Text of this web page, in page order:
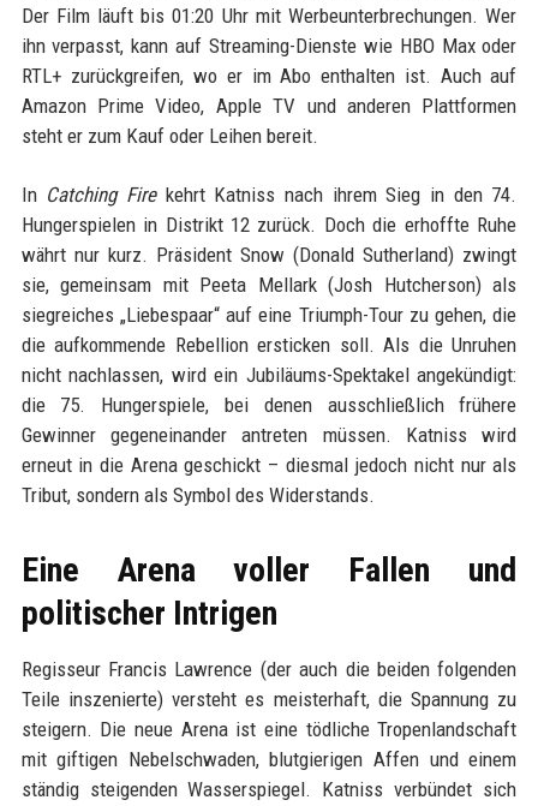
Der Film läuft bis 01:20 Uhr mit Werbeunterbrechungen. Wer
ihn verpasst, kann auf Streaming-Dienste wie HBO Max oder
RTL+ zurückgreifen, wo er im Abo enthalten ist. Auch auf
Amazon Prime Video, Apple TV und anderen Plattformen
steht er zum Kauf oder Leihen bereit.
In Catching Firekehrt Katniss nach ihrem Sieg in den 74.
Hungerspielen in Distrikt 12 zurück. Doch die erhoffte Ruhe
währt nur kurz. Präsident Snow (Donald Sutherland) zwingt
sie, gemeinsam mit Peeta Mellark (Josh Hutcherson) als
siegreiches „Liebespaar“ auf eine Triumph-Tour zu gehen, die
die aufkommende Rebellion ersticken soll. Als die Unruhen
nicht nachlassen, wird ein Jubiläums-Spektakel angekündigt:
die 75. Hungerspiele, bei denen ausschließlich frühere
Gewinner gegeneinander antreten müssen. Katniss wird
erneut in die Arena geschickt – diesmal jedoch nicht nur als
Tribut, sondern als Symbol des Widerstands.
Eine Arena voller Fallen und
politischer Intrigen
Regisseur Francis Lawrence (der auch die beiden folgenden
Teile inszenierte) versteht es meisterhaft, die Spannung zu
steigern. Die neue Arena ist eine tödliche Tropenlandschaft
mit giftigen Nebelschwaden, blutgierigen Affen und einem
ständig steigenden Wasserspiegel. Katniss verbündet sich